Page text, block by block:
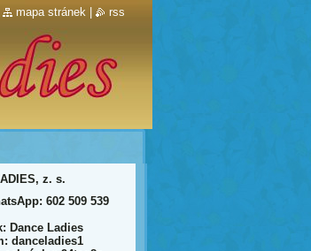
z. s.
602 509 539
Dance Ladies
danceladies1
mapa stránek rss